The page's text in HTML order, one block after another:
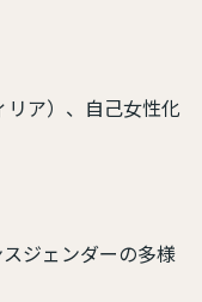
リア）、自己女性化
ジェンダーの多様